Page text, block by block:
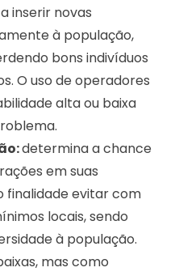
inserir novas
à população,
bons indivíduos
O uso de operadores
alta ou baixa
determina a chance
em suas
finalidade evitar com
locais, sendo
à população.
mas como